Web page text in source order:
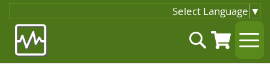
Select Language ▼
Inhalt
springen
Suche